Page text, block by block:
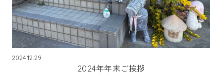
2024.12.29
2024年年末ご挨拶